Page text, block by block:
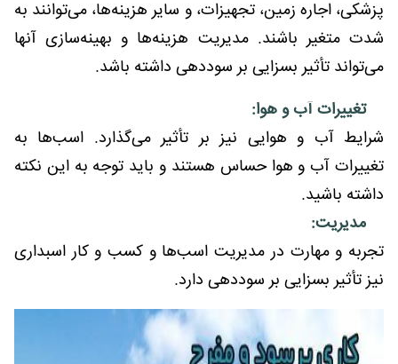
پزشکی، اجاره زمین، تجهیزات، و سایر هزینه‌ها، می‌توانند به
شدت متغیر باشند. مدیریت هزینه‌ها و بهینه‌سازی آنها
می‌تواند تأثیر بسزایی بر سوددهی داشته باشد.
تغییرات آب و هوا:
شرایط آب و هوایی نیز بر تأثیر می‌گذارد. اسب‌ها به
تغییرات آب و هوا حساس هستند و باید توجه به این نکته
داشته باشید.
مدیریت:
تجربه و مهارت در مدیریت اسب‌ها و کسب و کار اسبداری
نیز تأثیر بسزایی بر سوددهی دارد.